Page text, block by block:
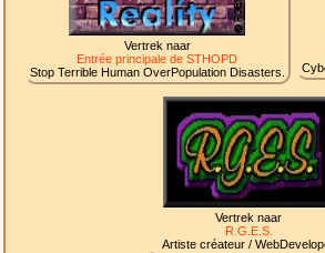
Vertrek naar
Entrée principale de STHOPD
Stop Terrible Human OverPopulation Disasters.
Vertrek naar
R.G.E.S.
Artiste créateur /